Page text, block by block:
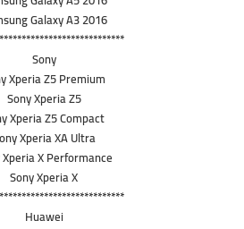
Galaxy A3 2016
Sony
Xperia Z5 Premium
Sony Xperia Z5
Xperia Z5 Compact
Xperia XA Ultra
X Performance
Sony Xperia X
Huawei